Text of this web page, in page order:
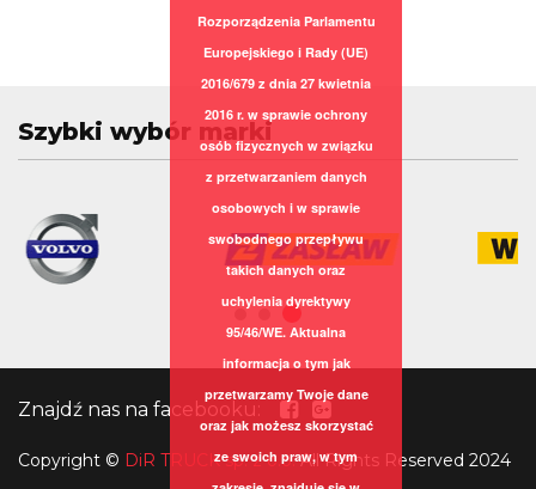
Szybki wybór marki
Znajdź nas na facebooku:
Copyright © DiR TRUCK sp. z o.o.All Rights Reserved 2024
Rozporządzenia Parlamentu
Europejskiego i Rady (UE)
2016/679 z dnia 27 kwietnia
2016 r. w sprawie ochrony
osób fizycznych w związku
z przetwarzaniem danych
osobowych i w sprawie
swobodnego przepływu
takich danych oraz
uchylenia dyrektywy
95/46/WE. Aktualna
informacja o tym jak
przetwarzamy Twoje dane
oraz jak możesz skorzystać
ze swoich praw, w tym